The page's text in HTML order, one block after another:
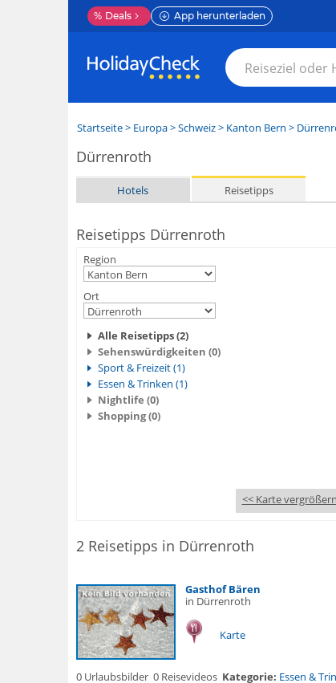
% Deals App herunterladen
Startseite> Europa>Schweiz> Kanton Bern >
Dürrenroth
Hotels Reisetipps
Reisetipps Dürrenroth
Region
Ort
Alle Reisetipps (2)
Sehenswürdigkeiten (0)
Sport & Freizeit (1)
Essen & Trinken (1)
Nightlife (0)
Shopping (0)
<< Karte vergrößern
2 Reisetipps in Dürrenroth
Gasthof Bären
in Dürrenroth
Karte
0 Urlaubsbilder 0 Reisevideos Kategorie: Essen &